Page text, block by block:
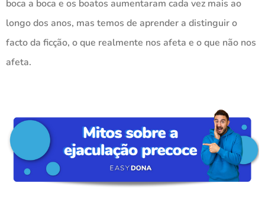
boca a boca e os boatos aumentaram cada vez mais ao
longo dos anos, mas temos de aprender a distinguir o
facto da ficção, o que realmente nos afeta e o que não nos
afeta.